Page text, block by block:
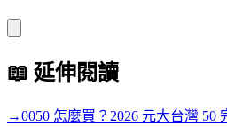
📖 延伸閱讀
→0050 怎麼買？2026 元大台灣 50